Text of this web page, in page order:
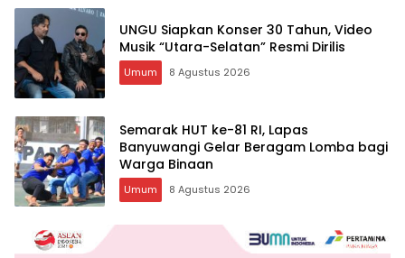
UNGU Siapkan Konser 30 Tahun, Video
Musik “Utara-Selatan” Resmi Dirilis
Umum 8 Agustus 2026
Semarak HUT ke-81 RI, Lapas
Banyuwangi Gelar Beragam Lomba bagi
Warga Binaan
Umum 8 Agustus 2026